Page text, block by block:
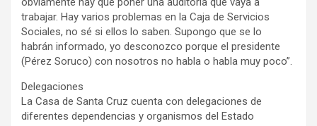
trabajar. Hay varios problemas en la Caja de Servicios
Sociales, no sé si ellos lo saben. Supongo que se lo
habrán informado, yo desconozco porque el presidente
(Pérez Soruco) con nosotros no habla o habla muy poco”.
Delegaciones
La Casa de Santa Cruz cuenta con delegaciones de
diferentes dependencias y organismos del Estado